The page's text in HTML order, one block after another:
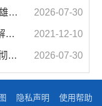
汪华东蒋曦会见淮北舰和“攻坚英雄连”官兵代表 2026-07-30
濉溪县举行婚姻家庭纠纷人民调解委员会暨调解志愿者服务团成立仪式 2021-12-10
市委常委会会议强调 深入学习贯彻习近平总书记重要讲话指示精神 高质量推进城市更新 不断提升本质安全水平 汪华东主持会议 2026-07-30
隐私声明 使用帮助